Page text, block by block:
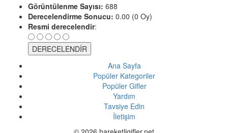
Görüntülenme Sayısı: 688
Derecelendirme Sonucu: 0.00 (0 Oy)
Resmi derecelendir:
Ana Sayfa
Popüler Kategoriler
Popüler Gifler
Yardım
Tavsiye Edin
İletişim